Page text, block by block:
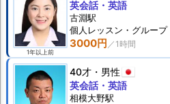
1年以上前
3000円
英会話・英語
古淵駅
個人 レッスン ・グルー
40才 男性
英会話・英語
相模大野駅